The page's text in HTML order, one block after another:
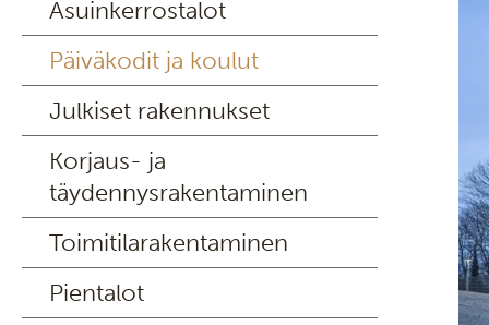
Asuinkerrostalot
Päiväkodit ja koulut
Julkiset rakennukset
Korjaus- ja
täydennysrakentaminen
Toimitilarakentaminen
Pientalot